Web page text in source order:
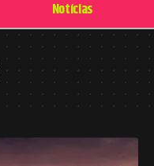
Notícias